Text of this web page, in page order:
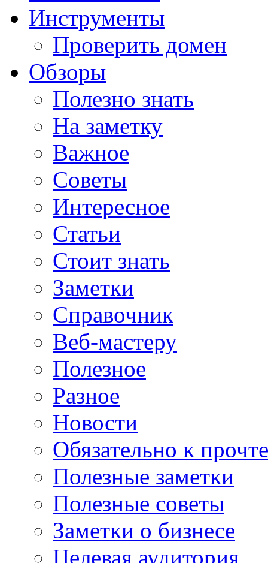
Инструменты
Проверить домен
Обзоры
Полезно знать
На заметку
Важное
Советы
Интересное
Статьи
Стоит знать
Заметки
Справочник
Веб-мастеру
Полезное
Разное
Новости
Обязательно к
Полезные заметки
Полезные советы
Заметки о бизнесе
Целевая аудитория